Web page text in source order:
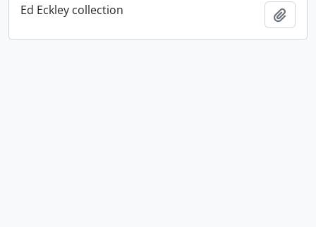
Ed Eckley collection